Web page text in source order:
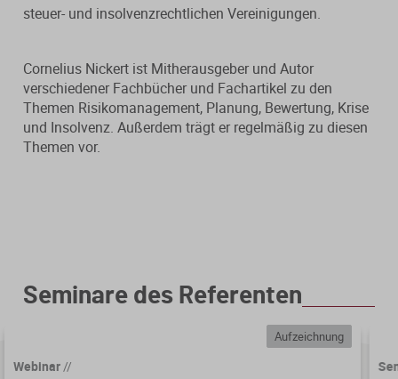
Digitale Anwendungen
Digitale Tools zur Unterstützung von
Kanzlei und Mandanten.
gemacht
Geldwäscheprävention
KI-Nutzung
Fit für die Ausbildung
Kanzleiorganisation
Arbeitsvereinbarungen
Beratungsfelder
Nachfolgeberatung
steuer- und insolvenzrechtlichen Vereinigungen.
Cornelius Nickert ist Mitherausgeber und Autor
verschiedener Fachbücher und Fachartikel zu den
Themen Risikomanagement, Planung, Bewertung, Krise
und Insolvenz. Außerdem trägt er regelmäßig zu diesen
Themen vor.
Seminare des Referenten
Aufzeichnung
Webinar//